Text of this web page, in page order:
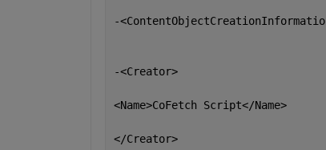
-
-<Creator>
<Name>CoFetch Script</Name>
</Creator>